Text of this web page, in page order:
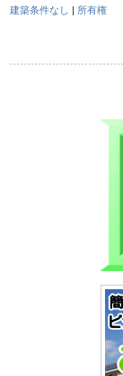
建築条件なし
所有権